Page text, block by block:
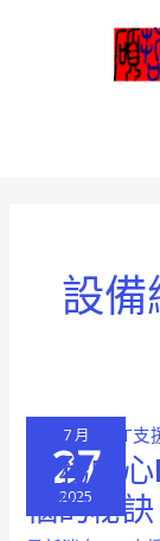
設備
7 月
27
2025
商務中
惱的秘訣
中